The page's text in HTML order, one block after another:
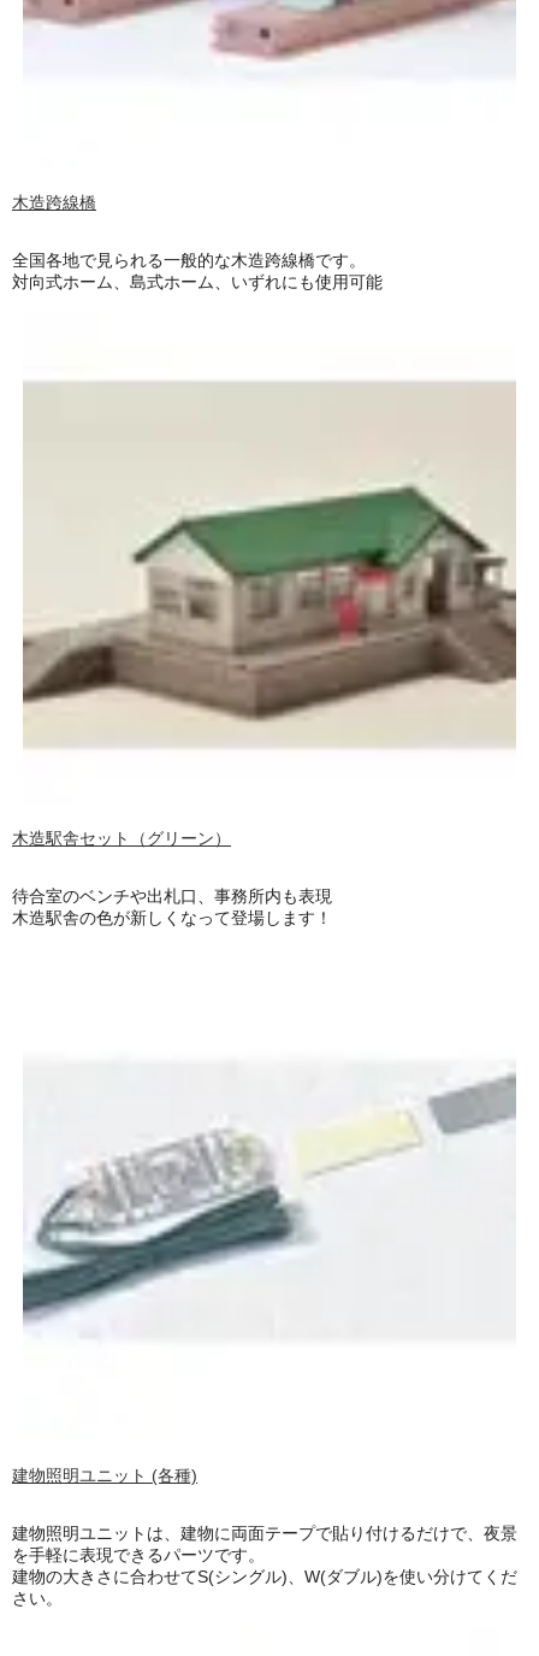
木造跨線橋
全国各地で見られる一般的な木造跨線橋です。
対向式ホーム、島式ホーム、いずれにも使用可能
木造駅舎セット（グリーン）
待合室のベンチや出札口、事務所内も表現
木造駅舎の色が新しくなって登場します！
建物照明ユニット (各種)
建物照明ユニットは、建物に両面テープで貼り付けるだけで、夜景
を手軽に表現できるパーツです。
建物の大きさに合わせてS(シングル)、W(ダブル)を使い分けてくだ
さい。